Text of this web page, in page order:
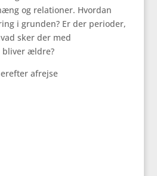
og relationer. Hvordan
i grunden? Er der perioder,
sker der med
bliver ældre?
afrejse